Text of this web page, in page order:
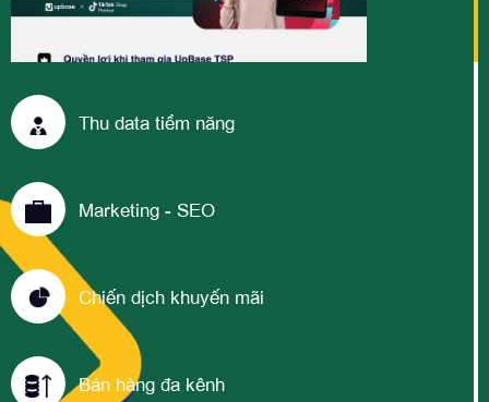
Thu data tiềm năng
Marketing - SEO
Chiến dịch khuyến mãi
Bán hàng đa kênh